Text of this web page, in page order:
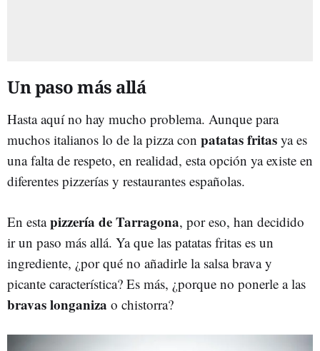
Un paso más allá
Hasta aquí no hay mucho problema. Aunque para
muchos italianos lo de la pizza con patatas fritas ya es
una falta de respeto, en realidad, esta opción ya existe en
diferentes pizzerías y restaurantes españolas.
En estapizzería de Tarragona, por eso, han decidido
ir un paso más allá. Ya que las patatas fritas es un
ingrediente, ¿por qué no añadirle la salsa brava y
picante característica? Es más, ¿porque no ponerle a las
bravas longaniza o chistorra?